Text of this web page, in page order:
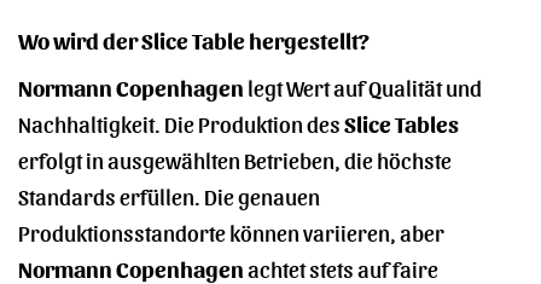
Wo wird der Slice Table hergestellt?
Normann Copenhagen legt Wert auf Qualität und
Nachhaltigkeit. Die Produktion desSlice Tables
erfolgt in ausgewählten Betrieben, die höchste
Standards erfüllen. Die genauen
Produktionsstandorte können variieren, aber
Normann Copenhagenachtet stets auf faire